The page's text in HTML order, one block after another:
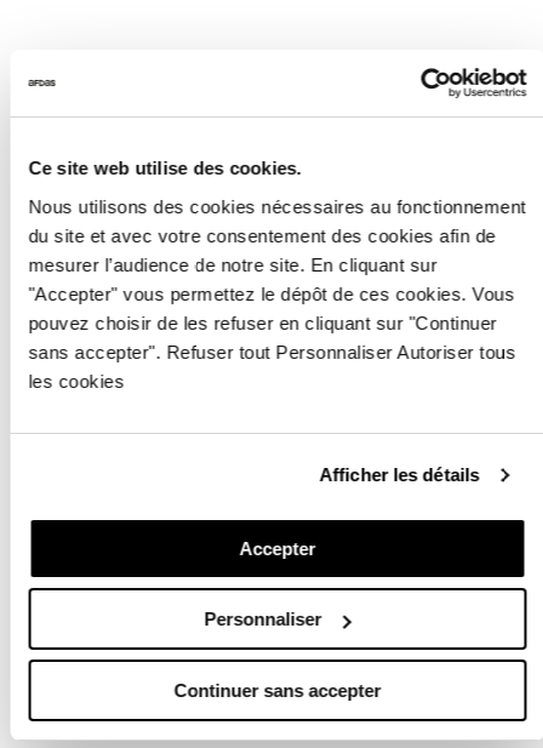
Ce site web utilise des cookies.
Nous utilisons des cookies nécessaires au fonctionnement
du site et avec votre consentement des cookies afin de
mesurer l’audience de notre site. En cliquant sur
"Accepter" vous permettez le dépôt de ces cookies. Vous
pouvez choisir de les refuser en cliquant sur "Continuer
sans accepter". Refuser tout Personnaliser Autoriser tous
les cookies
Afficher les détails
Accepter
Personnaliser
Continuer sans accepter
en relation avec l’Afdas : entreprises adhérentes, organismes
s’appliquent à toute demande de prise en charge.